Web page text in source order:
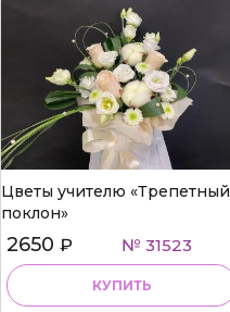
Цветы учителю «Трепетный
поклон»
2650 ₽ № 31523
КУПИТЬ